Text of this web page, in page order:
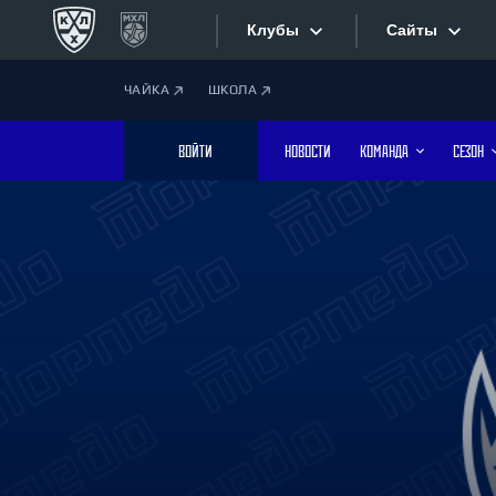
Клубы
Дивизион Боброва
Лада
Сайты
Фотобанк
ЧАЙКА ШКОЛА
ВОЙТИ НОВОСТИ КОМАНДА СЕЗОН